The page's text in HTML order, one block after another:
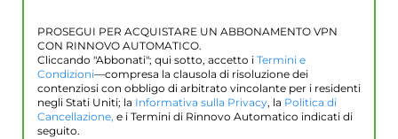
PROSEGUI PER ACQUISTARE UN ABBONAMENTO VPN
CON RINNOVO AUTOMATICO.
Cliccando "Abbonati"; qui sotto, accetto i Termini e
Condizioni—compresa la clausola di risoluzione dei
contenziosi con obbligo di arbitrato vincolante per i residenti
negli Stati Uniti; la Informativa sulla Privacy, la Politica di
Cancellazione, e i Termini di Rinnovo Automatico indicati di
seguito.